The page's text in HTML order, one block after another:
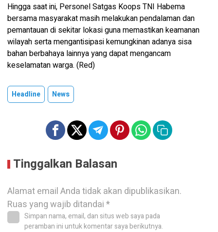
Hingga saat ini, Personel Satgas Koops TNI Habema
bersama masyarakat masih melakukan pendalaman dan
pemantauan di sekitar lokasi guna memastikan keamanan
wilayah serta mengantisipasi kemungkinan adanya sisa
bahan berbahaya lainnya yang dapat mengancam
keselamatan warga. (Red)
Headline News
Tinggalkan Balasan
Alamat email Anda tidak akan dipublikasikan.
Ruas yang wajib ditandai*
Simpan nama, email, dan situs web saya pada
peramban ini untuk komentar saya berikutnya.